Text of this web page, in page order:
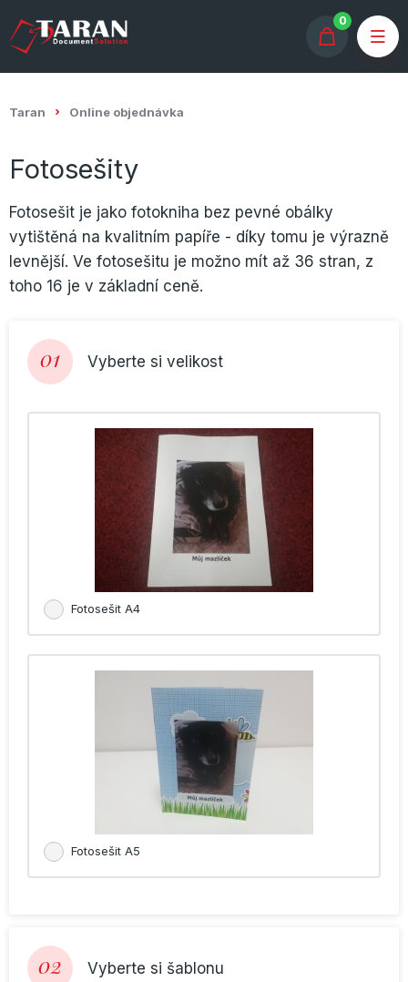
0
Taran Online objednávka
Fotosešity
Fotosešit je jako fotokniha bez pevné obálky
vytištěná na kvalitním papíře - díky tomu je výrazně
levnější. Ve fotosešitu je možno mít až 36 stran, z
toho 16 je v základní ceně.
01 Vyberte si velikost
Fotosešit A4
Fotosešit A5
02 Vyberte si šablonu